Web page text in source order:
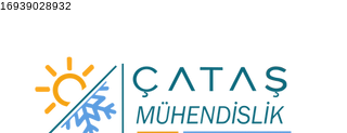
16939028932